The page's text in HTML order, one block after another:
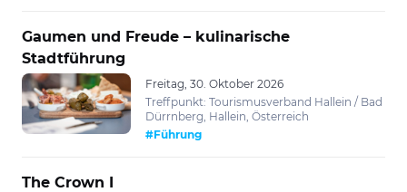
Gaumen und Freude – kulinarische
Stadtführung
Freitag, 30. Oktober 2026
Treffpunkt: Tourismusverband Hallein / Bad
Dürrnberg, Hallein, Österreich
#Führung
The Crown I